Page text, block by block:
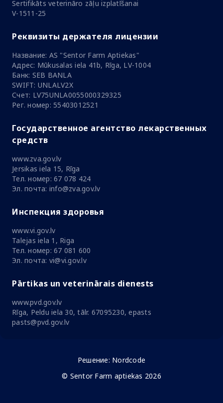
Sertifikāts veterināro zāļu izplatīšanai
V-1511-25
Реквизиты держателя лицензии
Название: AS "Sentor Farm Aptiekas"
Адрес: Mūkusalas iela 41b, Rīga, LV-1004
Банк: SEB BANLA
SWIFT: UNLALV2X
Счет: LV75UNLA0055000329325
Рег. номер: 55403012521
Государственное агентство лекарственных
средств
www.zva.gov.lv
Jersikas iela 15, Rīga
Тел. номер: 67 078 424
Эл. почта: info@zva.gov.lv
Инспекция здоровья
www.vi.gov.lv
Talejas iela 1, Riga
Тел. номер: 67 081 600
Эл. почта: vi@vi.gov.lv
Pārtikas un veterinārais dienests
www.pvd.gov.lv
Rīga, Peldu iela 30, tālr. 67095230, epasts
pasts@pvd.gov.lv
Решение: Nordcode
© Sentor Farm aptiekas 2026